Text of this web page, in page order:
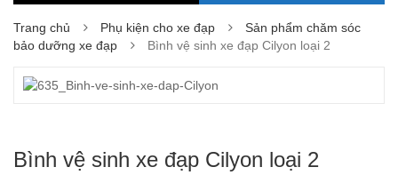
Trang chủ Phụ kiện cho xe đạp
Sản phẩm chăm sóc
bảo dưỡng xe đạp
Bình vệ sinh xe đạp Cilyon loại 2
Bình vệ sinh xe đạp Cilyon loại 2